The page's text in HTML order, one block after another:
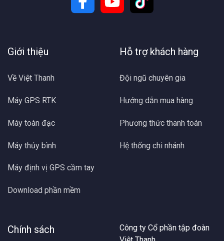
Giới thiệu
Về Việt Thanh
Máy GPS RTK
Máy toàn đạc
Máy thủy bình
Máy định vị GPS cầm tay
Download phần mềm
Hỗ trợ khách hàng
Đội ngũ chuyên gia
Hướng dẫn mua hàng
Phương thức thanh toán
Hệ thống chi nhánh
Chính sách
Công ty Cổ phần tập đoàn